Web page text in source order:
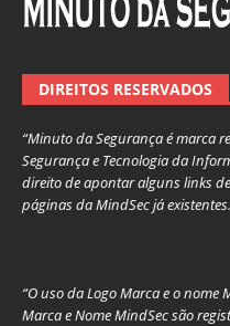
DIREITOS RESERVADOS
“Minuto da Segurança é marca
Segurança e Tecnologia da
direito de apontar alguns links
páginas da MindSec já
“O uso da Logo Marca e o
Marca e Nome MindSec são